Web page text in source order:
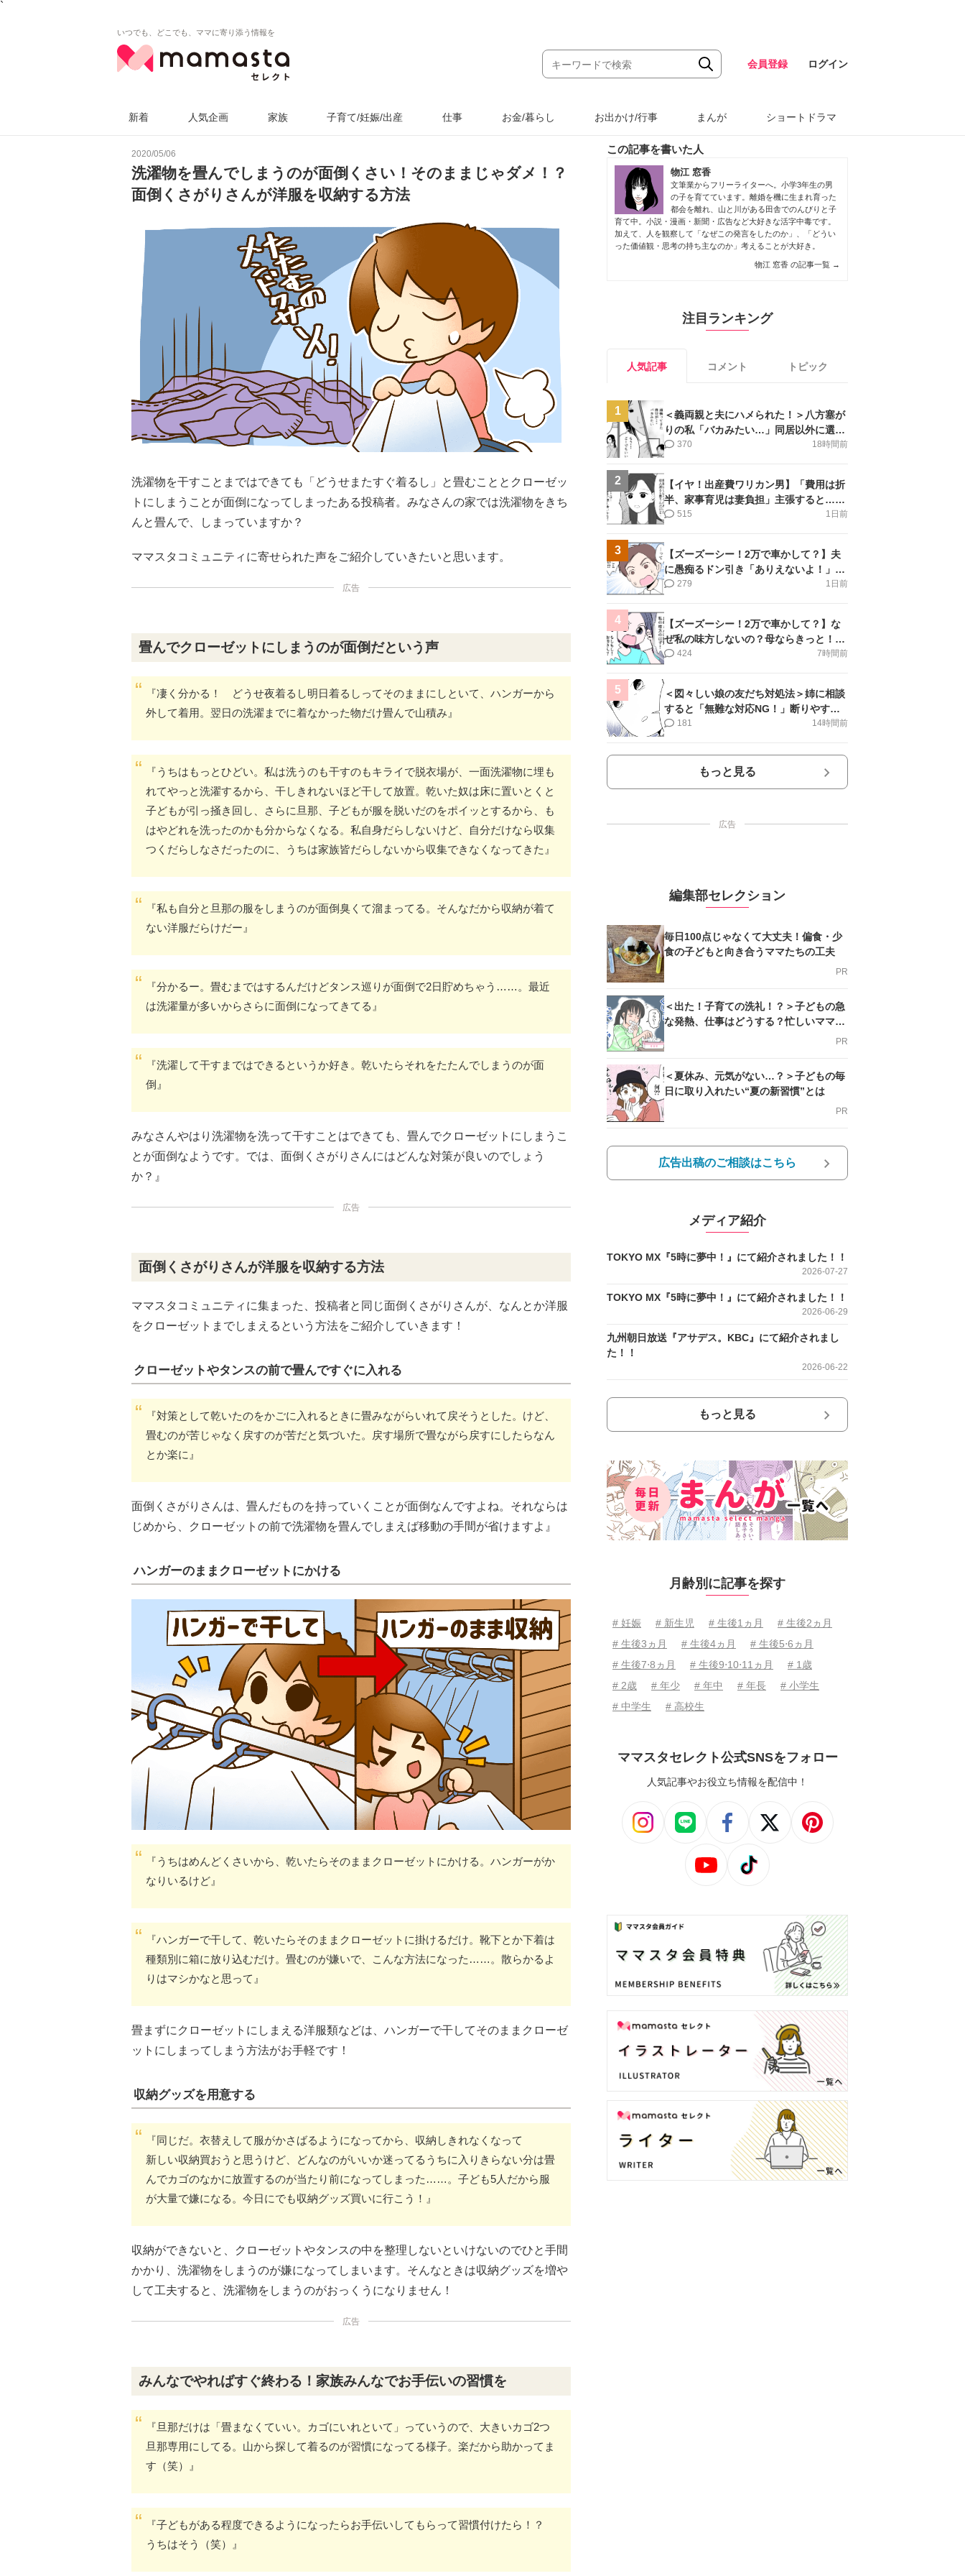
`
いつでも、どこでも、ママに寄り添う情報を
会員登録 ログイン
新着 人気企画 家族 子育て/妊娠/出産 仕事 お金/暮らし お出かけ/行事 まんが ショートドラマ
2020/05/06
洗濯物を畳んでしまうのが面倒くさい！そのままじゃダメ！？
面倒くさがりさんが洋服を収納する方法
洗濯物を干すことまではできても「どうせまたすぐ着るし」と畳むこととクローゼッ
トにしまうことが面倒になってしまったある投稿者。みなさんの家では洗濯物をきち
んと畳んで、しまっていますか？
ママスタコミュニティに寄せられた声をご紹介していきたいと思います。
広告
畳んでクローゼットにしまうのが面倒だという声
『凄く分かる！ どうせ夜着るし明日着るしってそのままにしといて、ハンガーから
外して着用。翌日の洗濯までに着なかった物だけ畳んで山積み』
『うちはもっとひどい。私は洗うのも干すのもキライで脱衣場が、一面洗濯物に埋も
れてやっと洗濯するから、干しきれないほど干して放置。乾いた奴は床に置いとくと
子どもが引っ掻き回し、さらに旦那、子どもが服を脱いだのをポイッとするから、も
はやどれを洗ったのかも分からなくなる。私自身だらしないけど、自分だけなら収集
つくだらしなさだったのに、うちは家族皆だらしないから収集できなくなってきた』
『私も自分と旦那の服をしまうのが面倒臭くて溜まってる。そんなだから収納が着て
ない洋服だらけだー』
『分かるー。畳むまではするんだけどタンス巡りが面倒で2日貯めちゃう……。最近
は洗濯量が多いからさらに面倒になってきてる』
『洗濯して干すまではできるというか好き。乾いたらそれをたたんでしまうのが面
倒』
みなさんやはり洗濯物を洗って干すことはできても、畳んでクローゼットにしまうこ
とが面倒なようです。では、面倒くさがりさんにはどんな対策が良いのでしょう
か？』
広告
面倒くさがりさんが洋服を収納する方法
ママスタコミュニティに集まった、投稿者と同じ面倒くさがりさんが、なんとか洋服
をクローゼットまでしまえるという方法をご紹介していきます！
クローゼットやタンスの前で畳んですぐに入れる
『対策として乾いたのをかごに入れるときに畳みながらいれて戻そうとした。けど、
畳むのが苦じゃなく戻すのが苦だと気づいた。戻す場所で畳ながら戻すにしたらなん
とか楽に』
面倒くさがりさんは、畳んだものを持っていくことが面倒なんですよね。それならは
じめから、クローゼットの前で洗濯物を畳んでしまえば移動の手間が省けますよ』
ハンガーのままクローゼットにかける
『うちはめんどくさいから、乾いたらそのままクローゼットにかける。ハンガーがか
なりいるけど』
『ハンガーで干して、乾いたらそのままクローゼットに掛けるだけ。靴下とか下着は
種類別に箱に放り込むだけ。畳むのが嫌いで、こんな方法になった……。散らかるよ
りはマシかなと思って』
畳まずにクローゼットにしまえる洋服類などは、ハンガーで干してそのままクローゼ
ットにしまってしまう方法がお手軽です！
収納グッズを用意する
『同じだ。衣替えして服がかさばるようになってから、収納しきれなくなって
新しい収納買おうと思うけど、どんなのがいいか迷ってるうちに入りきらない分は畳
んでカゴのなかに放置するのが当たり前になってしまった……。子ども5人だから服
が大量で嫌になる。今日にでも収納グッズ買いに行こう！』
収納ができないと、クローゼットやタンスの中を整理しないといけないのでひと手間
かかり、洗濯物をしまうのが嫌になってしまいます。そんなときは収納グッズを増や
して工夫すると、洗濯物をしまうのがおっくうになりません！
広告
みんなでやればすぐ終わる！家族みんなでお手伝いの習慣を
『旦那だけは「畳まなくていい。カゴにいれといて」っていうので、大きいカゴ2つ
旦那専用にしてる。山から探して着るのが習慣になってる様子。楽だから助かってま
す（笑）』
『子どもがある程度できるようになったらお手伝いしてもらって習慣付けたら！？
うちはそう（笑）』
この記事を書いた人
物江 窓香
文筆業からフリーライターへ。小学3年生の男
の子を育てています。離婚を機に生まれ育った
都会を離れ、山と川がある田舎でのんびりと子
育て中。小説・漫画・新聞・広告など大好きな活字中毒です。
加えて、人を観察して「なぜこの発言をしたのか」、「どうい
った価値観・思考の持ち主なのか」考えることが大好き。
物江 窓香 の記事一覧 →
注目ランキング
人気記事 コメント トピック
1
＜義両親と夫にハメられた！＞八方塞が
りの私「バカみたい…」同居以外に選択
肢がない【第5話まんが】
18時間前
370
2
【イヤ！出産費ワリカン男】「費用は折
半、家事育児は妻負担」主張すると…＜
第11話＞#4コマ母道場
1日前
515
3
【ズーズーシー！2万で車かして？】夫
に愚痴るドン引き「ありえないよ！」＜
第16話＞#4コマ母道場
1日前
279
4
【ズーズーシー！2万で車かして？】な
ぜ私の味方しないの？母ならきっと！＜
第17話＞#4コマ母道場
7時間前
424
5
＜図々しい娘の友だち対処法＞姉に相談
すると「無難な対応NG！」断りやすい
文句は…【第2話まんが】
14時間前
181
もっと見る
広告
編集部セレクション
毎日100点じゃなくて大丈夫！偏食・少
食の子どもと向き合うママたちの工夫
PR
＜出た！子育ての洗礼！？＞子どもの急
な発熱、仕事はどうする？忙しいママを
PR
＜夏休み、元気がない…？＞子どもの毎
日に取り入れたい“夏の新習慣”とは
PR
広告出稿のご相談はこちら
メディア紹介
TOKYO MX『5時に夢中！』にて紹介されました！！
2026-07-27
TOKYO MX『5時に夢中！』にて紹介されました！！
2026-06-29
九州朝日放送『アサデス。KBC』にて紹介されまし
た！！
2026-06-22
もっと見る
月齢別に記事を探す
# 妊娠 # 新生児 # 生後1ヵ月
# 生後2ヵ月
# 生後3ヵ月
# 生後4ヵ月
# 生後5⋅6ヵ月
# 生後7⋅8ヵ月
# 生後9⋅10⋅11ヵ月
# 1歳
# 2歳
# 年少 # 年中 # 年長
# 小学生
# 中学生
# 高校生
ママスタセレクト公式SNSをフォロー
人気記事やお役立ち情報を配信中！